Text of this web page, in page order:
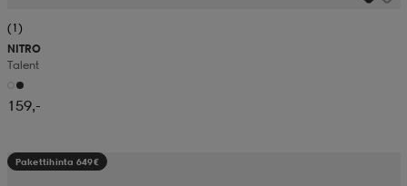
(1)
NITRO
Talent
159,-
Pakettihinta 649€